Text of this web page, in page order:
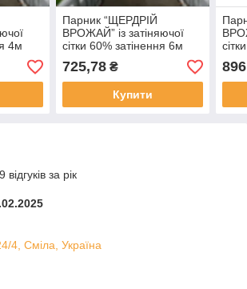
4м
Парник “ЩЕРДРІЙ
ВРОЖАЙ” із затіняючої
сітки 60% затінення 6м
725,78₴
Купити
за рік
4, Сміла, Україна